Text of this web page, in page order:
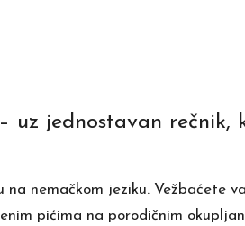
jednostavan rečnik,
nemačkom jeziku. Vežbaćete
pićima na porodičnim